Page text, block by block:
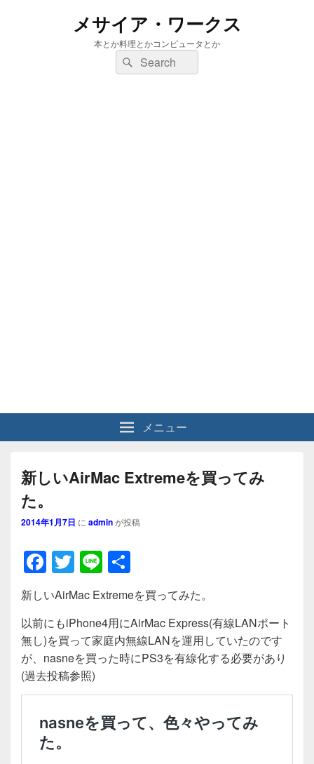
メサイア・ワークス
本とか料理とかコンピュータとか
検
索:
検
索
メニュー
新しいAirMac Extremeを買ってみ
た。
2014年1月7日 に adminが投稿
F
a
c
e
b
o
o
k
T
wi
tt
er
Li
n
e
有
新しいAirMac Extremeを買ってみた。
以前にもiPhone4用にAirMac Express(有線LANポート
無し)を買って家庭内無線LANを運用していたのです
が、nasneを買った時にPS3を有線化する必要があり
(過去投稿参照)